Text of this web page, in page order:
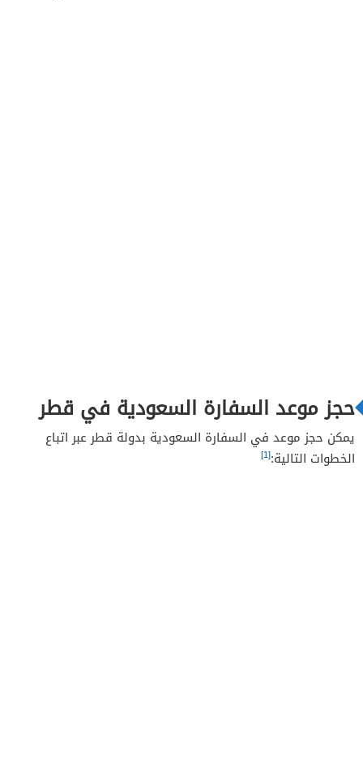
حجز موعد السفارة السعودية في قطر
يمكن حجز موعد في السفارة السعودية بدولة قطر عبر اتباع
الخطوات التالية:[1]